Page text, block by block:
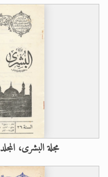
مجلة البشرى، المجلد 36، سنة 1979م